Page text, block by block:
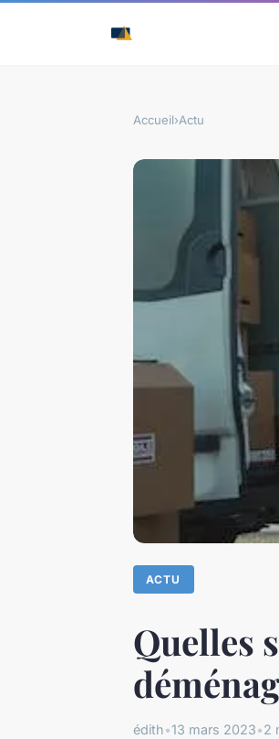
Accueil›Actu
ACTU
Quelles
édith•13 mars 2023•2